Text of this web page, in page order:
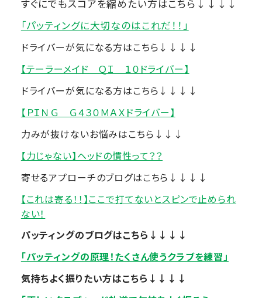
すぐにでもスコアを縮めたい方はこちら↓↓↓↓
「パッティングに大切なのはこれだ！！」
ドライバーが気になる方はこちら↓↓↓↓
【テーラーメイド ＱＩ １０ドライバー】
ドライバーが気になる方はこちら↓↓↓↓
【ＰＩＮＧ Ｇ４３０ＭＡＸドライバー】
力みが抜けないお悩みはこちら↓↓↓
【力じゃない】ヘッドの慣性って？？
寄せるアプローチのブログはこちら↓↓↓↓
【これは寄る！！】ここで打てないとスピンで止められ
ない！
パッティングのブログはこちら↓↓↓↓
「パッティングの原理！たくさん使うクラブを練習」
気持ちよく振りたい方はこちら↓↓↓↓